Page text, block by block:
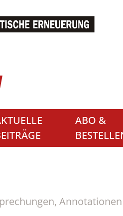
ABO &
Annotationen